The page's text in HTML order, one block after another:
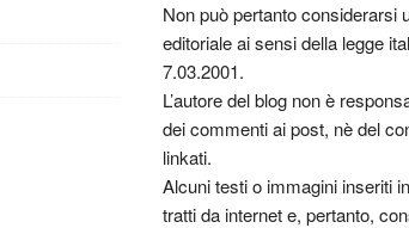
Non può pertanto considerarsi
editoriale ai sensi della legge
7.03.2001.
L’autore del blog non è
dei commenti ai post, nè del
linkati.
Alcuni testi o immagini inseriti
tratti da internet e, pertanto,